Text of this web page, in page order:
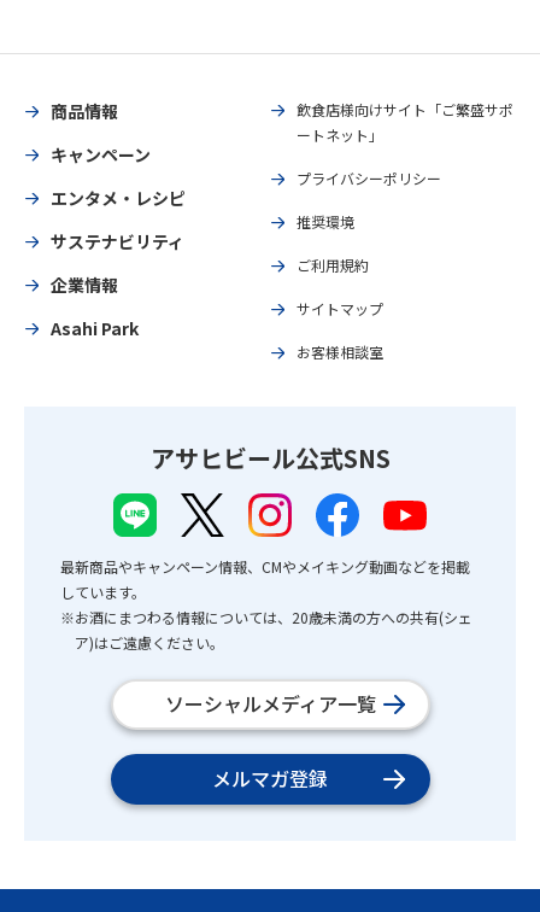
商品情報
キャンペーン
エンタメ・レシピ
サステナビリティ
企業情報
Asahi Park
飲食店様向けサイト「ご繁盛サポ
ートネット」
プライバシーポリシー
推奨環境
ご利用規約
サイトマップ
お客様相談室
アサヒビール公式SNS
最新商品やキャンペーン情報、CMやメイキング動画などを掲載
しています。
※お酒にまつわる情報については、20歳未満の方への共有(シェ
ア)はご遠慮ください。
ソーシャルメディア一覧
メルマガ登録